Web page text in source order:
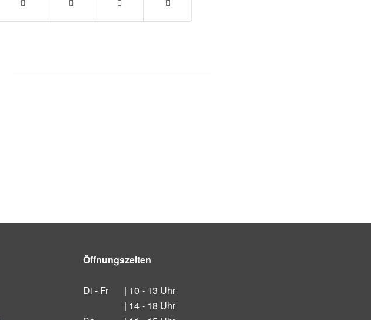
Öffnungszeiten
Di - Fr
| 10 - 13 Uhr
| 14 - 18 Uhr